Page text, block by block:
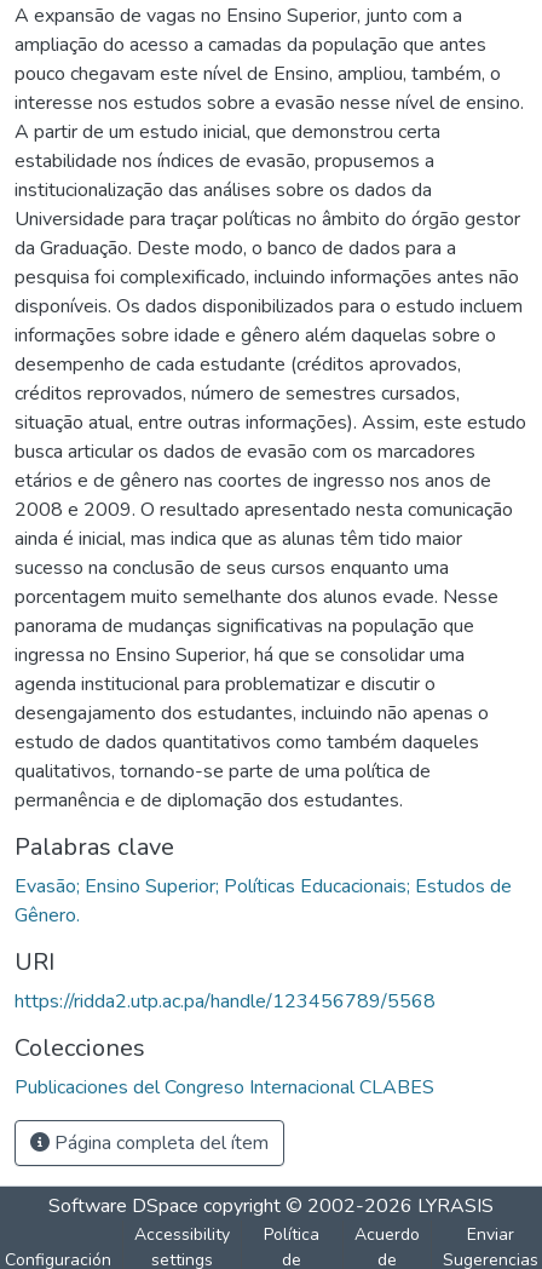
A expansão de vagas no Ensino Superior, junto com a
ampliação do acesso a camadas da população que antes
pouco chegavam este nível de Ensino, ampliou, também, o
interesse nos estudos sobre a evasão nesse nível de ensino.
A partir de um estudo inicial, que demonstrou certa
estabilidade nos índices de evasão, propusemos a
institucionalização das análises sobre os dados da
Universidade para traçar políticas no âmbito do órgão gestor
da Graduação. Deste modo, o banco de dados para a
pesquisa foi complexificado, incluindo informações antes não
disponíveis. Os dados disponibilizados para o estudo incluem
informações sobre idade e gênero além daquelas sobre o
desempenho de cada estudante (créditos aprovados,
créditos reprovados, número de semestres cursados,
situação atual, entre outras informações). Assim, este estudo
busca articular os dados de evasão com os marcadores
etários e de gênero nas coortes de ingresso nos anos de
2008 e 2009. O resultado apresentado nesta comunicação
ainda é inicial, mas indica que as alunas têm tido maior
sucesso na conclusão de seus cursos enquanto uma
porcentagem muito semelhante dos alunos evade. Nesse
panorama de mudanças significativas na população que
ingressa no Ensino Superior, há que se consolidar uma
agenda institucional para problematizar e discutir o
desengajamento dos estudantes, incluindo não apenas o
estudo de dados quantitativos como também daqueles
qualitativos, tornando-se parte de uma política de
permanência e de diplomação dos estudantes.
Palabras clave
Evasão; Ensino Superior; Políticas Educacionais; Estudos de
Gênero.
URI
https://ridda2.utp.ac.pa/handle/123456789/5568
Colecciones
Publicaciones del Congreso Internacional CLABES
Página completa del ítem
Software DSpace copyright © 2002-2026 LYRASIS
Configuración
Accessibility
settings
Política
de
Acuerdo
de
Enviar
Sugerencias